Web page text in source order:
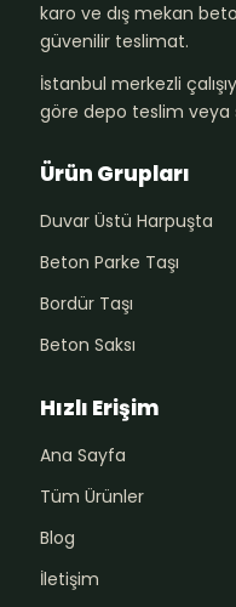
karo ve dış mekan
güvenilir teslimat.
İstanbul merkezli
göre depo teslim veya
Ürün Grupları
Duvar Üstü Harpuşta
Beton Parke Taşı
Bordür Taşı
Beton Saksı
Hızlı Erişim
Ana Sayfa
Tüm Ürünler
Blog
İletişim